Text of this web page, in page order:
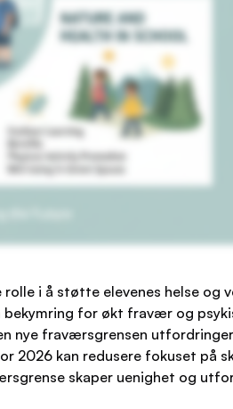
rolle i å støtte elevenes helse
for økt fravær og
nye fraværsgrensen
2026 kan redusere fokuset på
skaper uenighet og